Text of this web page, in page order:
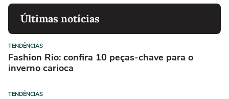
Últimas notícias
TENDÊNCIAS
Fashion Rio: confira 10 peças-chave para o
inverno carioca
TENDÊNCIAS